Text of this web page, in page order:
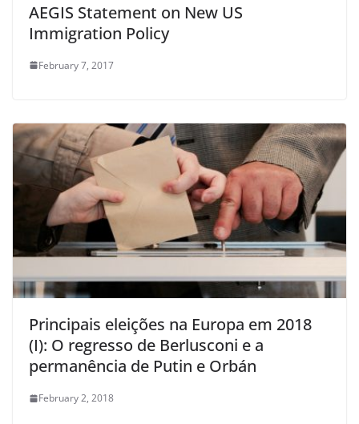
AEGIS Statement on New US
Immigration Policy
February 7, 2017
Principais eleições na Europa em 2018
(I): O regresso de Berlusconi e a
permanência de Putin e Orbán
February 2, 2018